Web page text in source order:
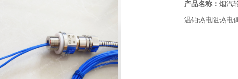
产品名称： 烟汽
温铂热电阻热电